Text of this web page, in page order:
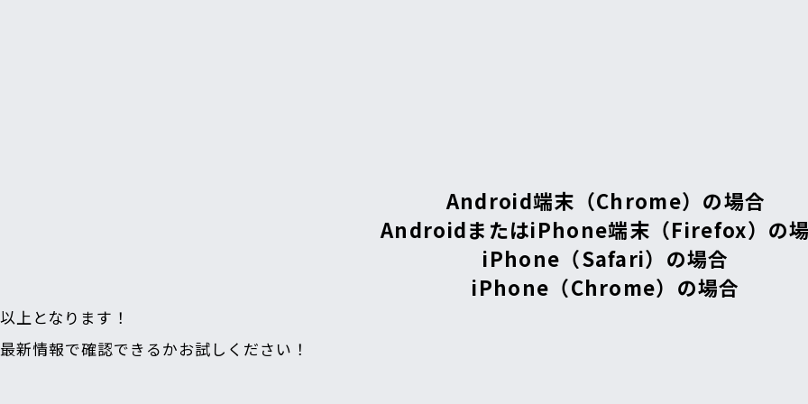
Android端末（Chrome）の場合
AndroidまたはiPhone端末（Firefox）の
iPhone（Safari）の場合
iPhone（Chrome）の場合
以上となります！
最新情報で確認できるかお試しください！